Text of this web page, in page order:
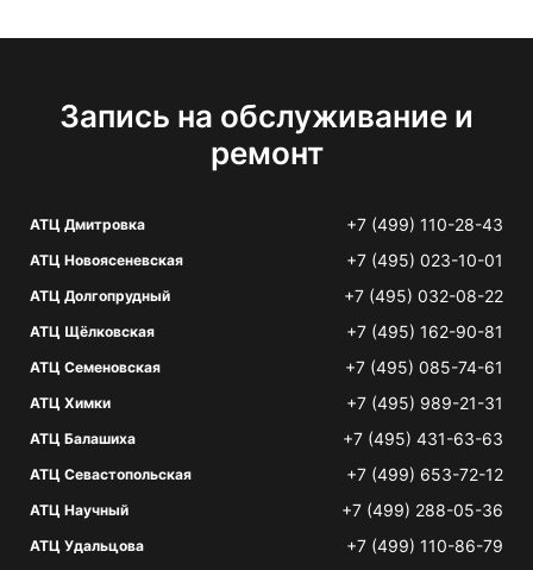
Запись на обслуживание и
ремонт
АТЦ Дмитровка +7 (499) 110-28-43
АТЦ Новоясеневская +7 (495) 023-10-01
АТЦ Долгопрудный +7 (495) 032-08-22
АТЦ Щёлковская +7 (495) 162-90-81
АТЦ Семеновская +7 (495) 085-74-61
АТЦ Химки +7 (495) 989-21-31
АТЦ Балашиха +7 (495) 431-63-63
АТЦ Севастопольская +7 (499) 653-72-12
АТЦ Научный +7 (499) 288-05-36
АТЦ Удальцова +7 (499) 110-86-79